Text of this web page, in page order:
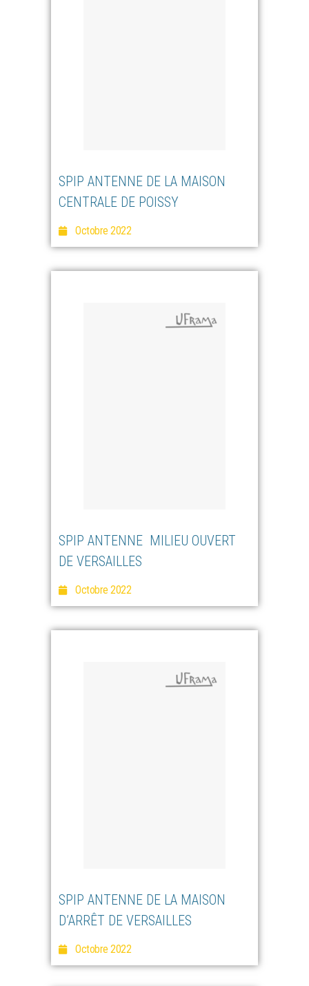
SPIP ANTENNE DE LA MAISON
CENTRALE DE POISSY
Octobre 2022
SPIP ANTENNE MILIEU OUVERT
DE VERSAILLES
Octobre 2022
SPIP ANTENNE DE LA MAISON
D’ARRÊT DE VERSAILLES
Octobre 2022